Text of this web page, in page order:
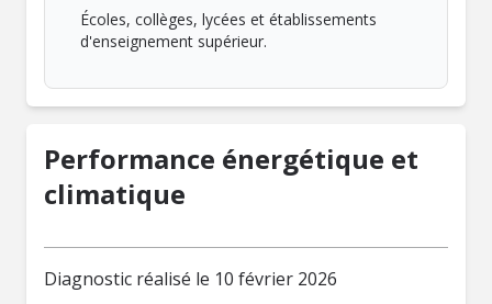
Écoles, collèges, lycées et établissements
d'enseignement supérieur.
Performance énergétique et
climatique
Diagnostic réalisé le 10 février 2026